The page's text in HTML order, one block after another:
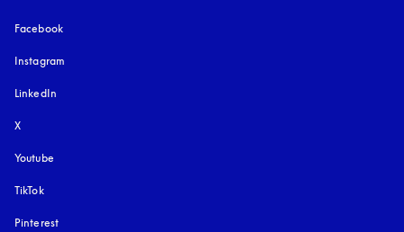
Facebook
Instagram
LinkedIn
X
Youtube
TikTok
Pinterest